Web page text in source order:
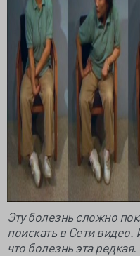
Эту болезнь сложно
поискать в Сети видео.
что болезнь эта